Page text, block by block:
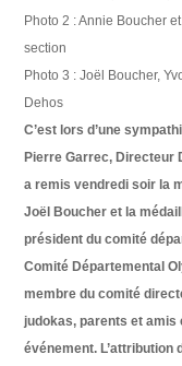
Photo 2 : Annie Boucher
section
Photo 3 : Joël Boucher,
Dehos
C’est lors d’une
Pierre Garrec, Directeur
a remis vendredi soir la
Joël Boucher et la
président du comité
Comité Départemental
membre du comité
judokas, parents et
événement. L’attribution